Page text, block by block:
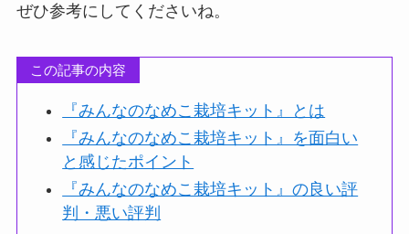
ぜひ参考にしてくださいね。
この記事の内容
『みんなのなめこ栽培キット』とは
『みんなのなめこ栽培キット』を面白い
と感じたポイント
『みんなのなめこ栽培キット』の良い評
判・悪い評判